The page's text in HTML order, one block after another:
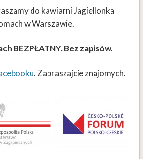
do kawiarni Jagiellonka
w Warszawie.
BEZPŁATNY. Bez zapisów.
. Zapraszajcie znajomych.